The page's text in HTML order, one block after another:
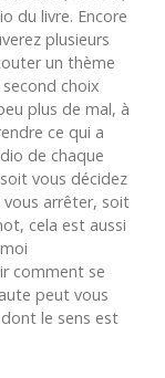
du livre. Encore
plusieurs
un thème
choix
plus de mal, à
ce qui a
de chaque
vous décidez
arrêter, soit
cela est aussi
comment se
peut vous
le sens est